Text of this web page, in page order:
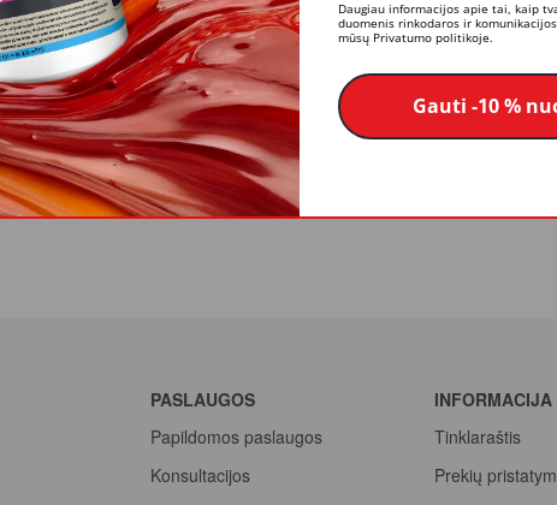
PASLAUGOS
Papildomos paslaugos
Konsultacijos
INFORMACIJA
Tinklaraštis
Prekių
Daugiau informacijos apie tai, kaip
duomenis rinkodaros ir
mūsų Privatumo politikoje.
Gauti -10 %